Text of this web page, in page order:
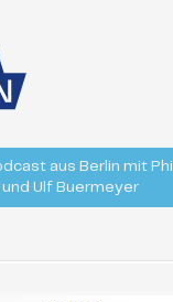
aus Berlin mit
und Ulf Buermeyer